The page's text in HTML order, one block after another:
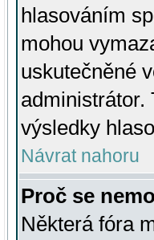
hlasováním
mohou
uskutečněné
administrátor.
výsledky
Návrat nahoru
Proč se
Některá fóra